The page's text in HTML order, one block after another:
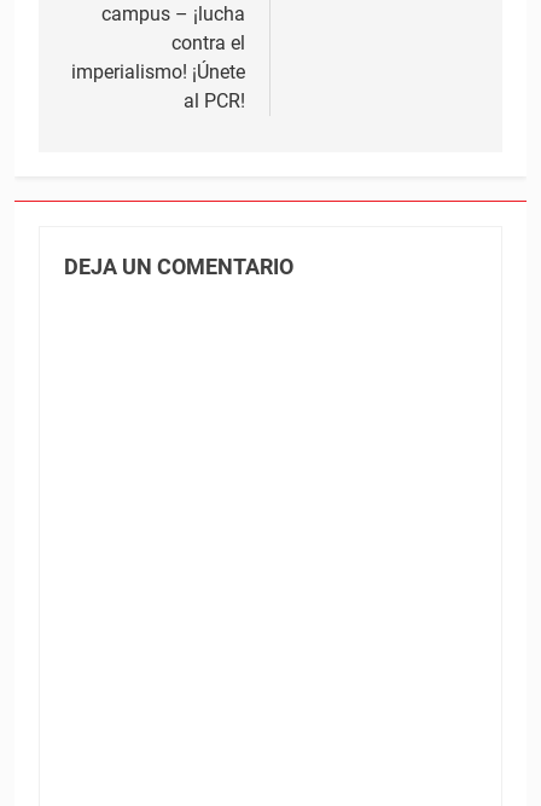
campus – ¡lucha
contra el
imperialismo! ¡Únete
al PCR!
DEJA UN COMENTARIO